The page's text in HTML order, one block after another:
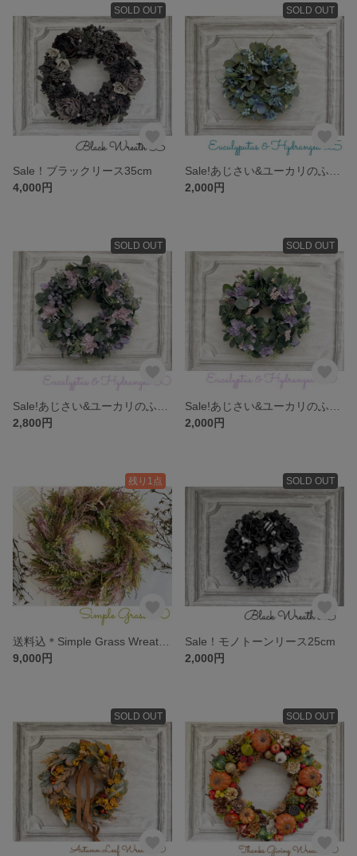
SOLD OUT
Sale！ブラックリース35cm
4,000円
SOLD OUT
2,000円
SOLD OUT
2,800円
SOLD OUT
2,000円
残り1点
9,000円
SOLD OUT
Sale！モノトーンリース25cm
2,000円
SOLD OUT SOLD OUT